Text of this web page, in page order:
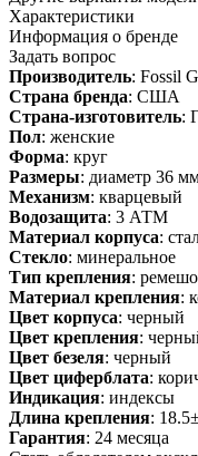
Характеристики
Информация о бренде
Задать вопрос
Производитель: Fossil
Страна бренда: США
Страна-изготовитель:
Пол: женские
Форма: круг
Размеры: диаметр 36
Механизм: кварцевый
Водозащита: 3 АТМ
Материал корпуса:
Стекло: минеральное
Тип крепления:
Материал крепления:
Цвет корпуса: черный
Цвет крепления:
Цвет безеля: черный
Цвет циферблата:
Индикация: индексы
Длина крепления:
Гарантия: 24 месяца